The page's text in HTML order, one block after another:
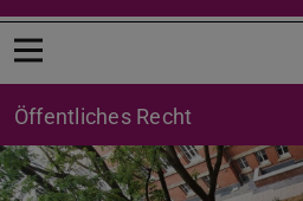
Menü öffnen
Öffentliches Recht